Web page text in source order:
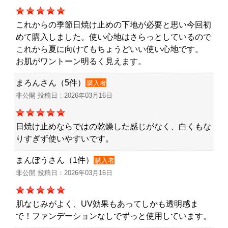
これからの季節日焼け止めの下地が必要と思い今回初
めて購入しました。使い心地はさらっとしているので
これから夏に向けてもちょうどいい使い心地です。
お肌がワントーン明るく見えます。
まろんさん（5件）
購入者
非公開 投稿日：2026年03月16日
日焼け止めならではの乾燥した感じがなく、白くもな
りすぎず使いやすいです。
まんぼうさん（1件）
購入者
非公開 投稿日：2026年03月16日
肌なじみがよく、UV効果もあってしかも透明感ま
で！ファンデーションなしでずっと使用しています。